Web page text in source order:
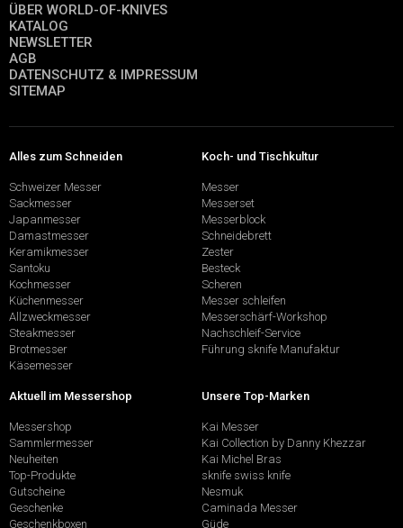
ÜBER WORLD-OF-KNIVES
KATALOG
NEWSLETTER
AGB
DATENSCHUTZ & IMPRESSUM
SITEMAP
Alles zum Schneiden
Schweizer Messer
Sackmesser
Japanmesser
Damastmesser
Keramikmesser
Santoku
Kochmesser
Küchenmesser
Allzweckmesser
Steakmesser
Brotmesser
Käsemesser
Koch- und Tischkultur
Messer
Messerset
Messerblock
Schneidebrett
Zester
Besteck
Scheren
Messer schleifen
Messerschärf-Workshop
Nachschleif-Service
Führung sknife Manufaktur
Aktuell im Messershop
Messershop
Sammlermesser
Neuheiten
Top-Produkte
Gutscheine
Geschenke
Geschenkboxen
Unsere Top-Marken
Kai Messer
Kai Collection by Danny Khezzar
Kai Michel Bras
sknife swiss knife
Nesmuk
Caminada Messer
Güde